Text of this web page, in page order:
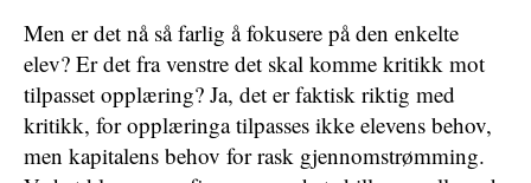
Men er det nå så farlig å fokusere på den enkelte
elev? Er det fra venstre det skal komme kritikk mot
tilpasset opplæring? Ja, det er faktisk riktig med
kritikk, for opplæringa tilpasses ikke elevens behov,
men kapitalens behov for rask gjennomstrømming.